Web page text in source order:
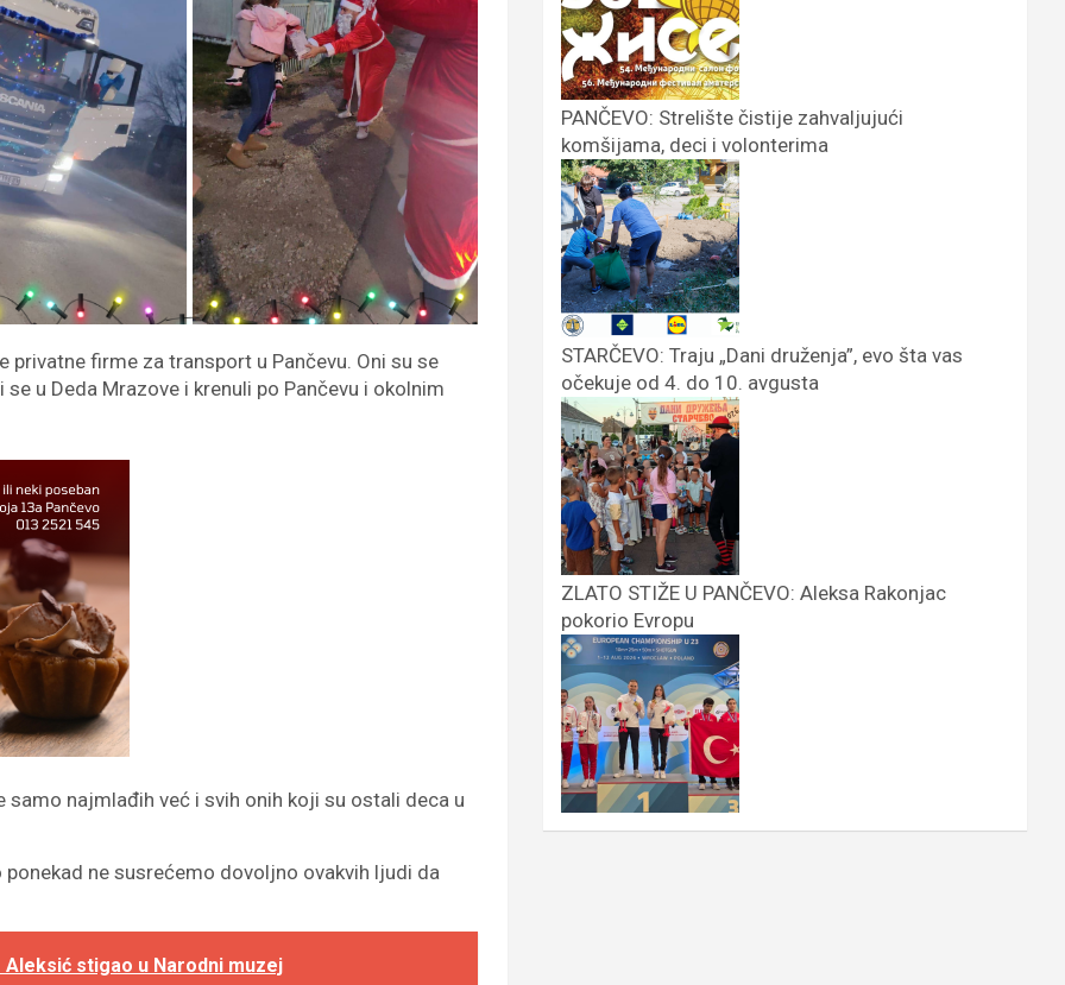
firme za transport u Pančevu. Oni su se
u Deda Mrazove i krenuli po Pančevu i okolnim
najmlađih već i svih onih koji su ostali deca u
ne susrećemo dovoljno ovakvih ljudi da
Aleksić stigao u Narodni muzej
PANČEVO: Strelište čistije zahvaljujući
komšijama, deci i volonterima
STARČEVO: Traju „Dani druženja”, evo šta vas
očekuje od 4. do 10. avgusta
ZLATO STIŽE U PANČEVO: Aleksa Rakonjac
pokorio Evropu